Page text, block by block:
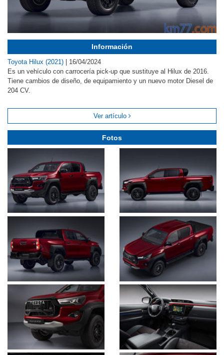
Información
Toyota Hilux (2021)
16/04/2024
Es un vehículo con carrocería pick-up que sustituye al Hilux de 2016.
Tiene cambios de diseño, de equipamiento y un nuevo motor Diesel de
204 CV.
Ver artículo
Fotos